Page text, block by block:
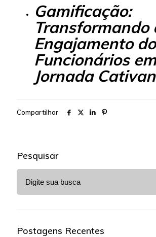
Gamificação:
Transformando
Engajamento
Funcionários
Jornada
Compartilhar
Pesquisar
Postagens Recentes